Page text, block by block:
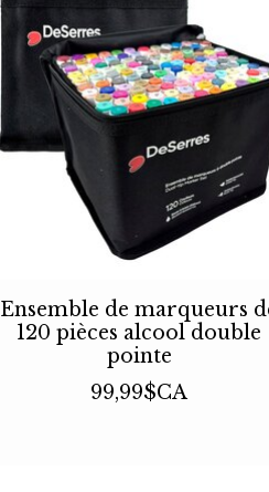
Ensemble de marqueurs
120 pièces alcool double
pointe
99,99$CA